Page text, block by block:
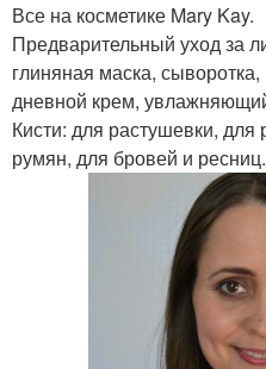
Все на косметике Mary Kay.
Предварительный уход за
глиняная маска,
дневной крем,
Кисти: для растушевки,
румян, для бровей и ресниц.